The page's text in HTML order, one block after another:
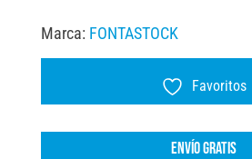
Marca: FONTASTOCK
Favoritos
ENVÍO GRATIS